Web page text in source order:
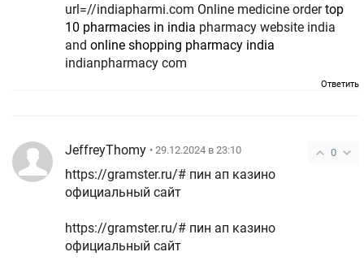
url=//indiapharmi.com Online medicine ordertop
10 pharmacies in india pharmacy website india
and online shopping pharmacy india
indianpharmacy com
Ответить
0
JeffreyThomy • 29.12.2024 в 23:10
https://gramster.ru/# пин ап казино
официальный сайт
https://gramster.ru/# пин ап казино
официальный сайт